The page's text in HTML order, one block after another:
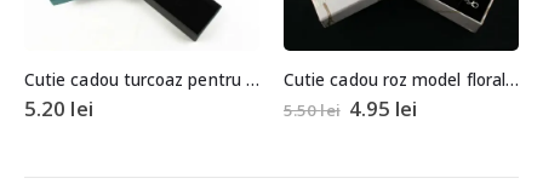
Cutie cadou turcoaz pentru colier/bratara
5.20 lei
Cutie cadou roz model floral pentru colier, bratara sau ceas
5.50lei 4.95 lei